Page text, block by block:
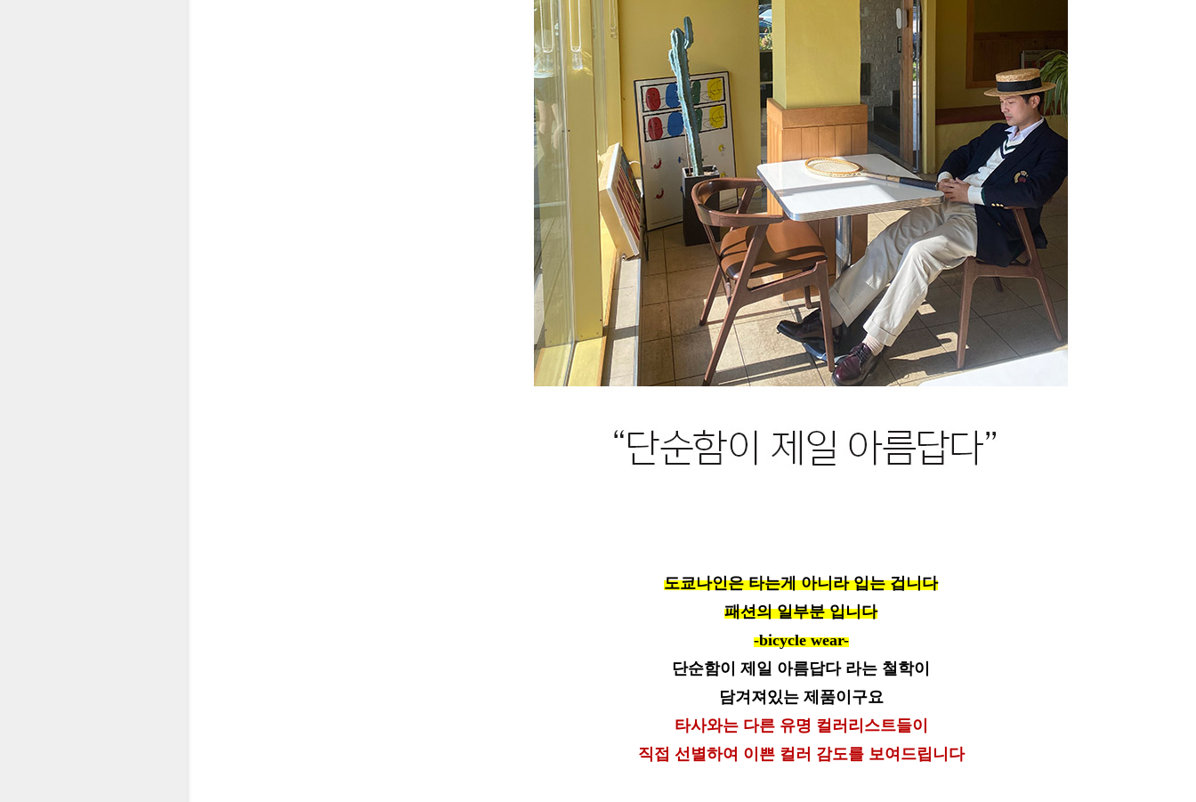
도쿄나인은 타는게 아니라 입는 겁니다
패션의 일부분 입니다
-bicycle wear-
단순함이 제일 아름답다 라는 철학이
담겨져있는 제품이구요
타사와는 다른 유명 컬러리스트들이
직접 선별하여 이쁜 컬러 감도를 보여드립니다